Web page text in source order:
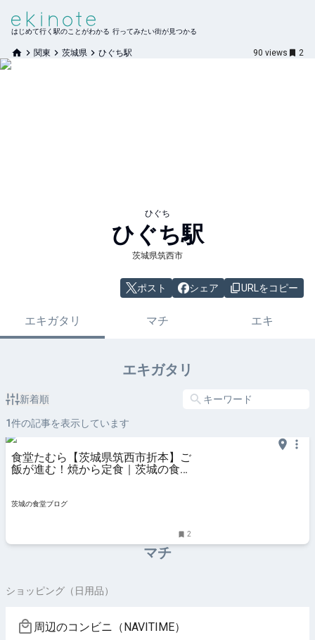
はじめて行く駅のことがわかる 行ってみたい街が見つかる
関東 茨城県 ひぐち駅 90 views 2
ひぐち
ひぐち駅
茨城県筑西市
ポスト シェア URLをコピー
エキガタリ マチ エキ
エキガタリ
新着順
1件の記事を表示しています
食堂たむら【茨城県筑西市折本】ご
飯が進む！焼から定食｜茨城の食堂
茨城の食堂ブログ
2
マチ
ショッピング（日用品）
周辺のコンビニ（NAVITIME）